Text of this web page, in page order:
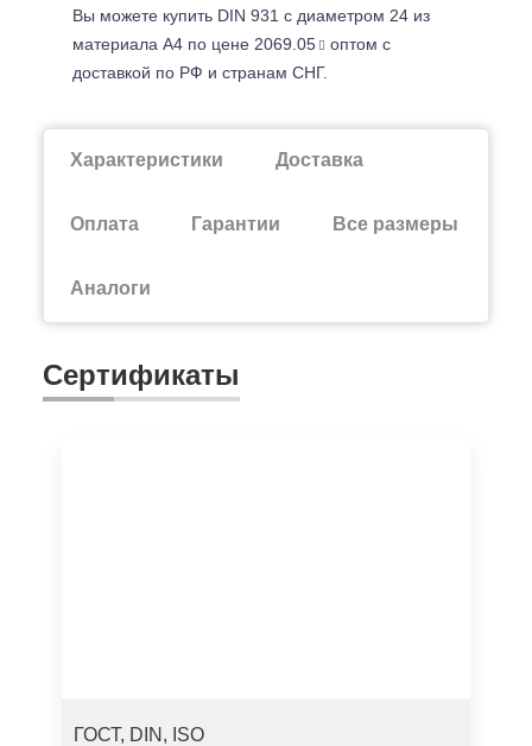
Вы можете купить DIN 931 с диаметром 24 из
материала А4 по цене 2069.05
оптом с
доставкой по РФ и странам СНГ.
Характеристики Доставка
Оплата Гарантии Все размеры
Аналоги
Сертификаты
ГОСТ, DIN, ISO